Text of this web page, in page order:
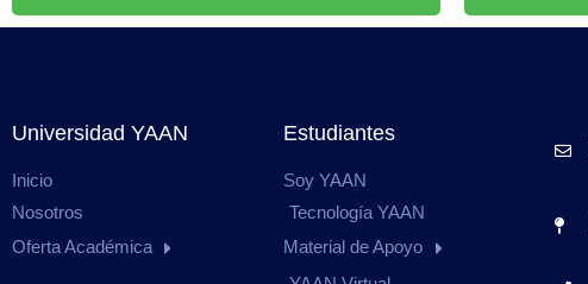
Universidad YAAN
Inicio
Nosotros
Oferta Académica
Estudiantes
Soy YAAN
Tecnología YAAN
Material de Apoyo